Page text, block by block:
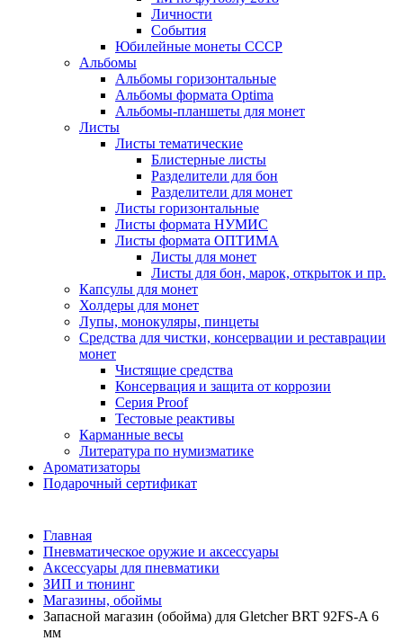
Личности
События
Юбилейные монеты СССР
Альбомы
Альбомы горизонтальные
Альбомы формата Optima
Альбомы-планшеты для монет
Листы
Листы тематические
Блистерные листы
Разделители для бон
Разделители для монет
Листы горизонтальные
Листы формата НУМИС
Листы формата ОПТИМА
Листы для монет
Листы для бон, марок, открыток и пр.
Капсулы для монет
Холдеры для монет
Лупы, монокуляры, пинцеты
Средства для чистки, консервации и реставрации
монет
Чистящие средства
Консервация и защита от коррозии
Серия Proof
Тестовые реактивы
Карманные весы
Литература по нумизматике
Ароматизаторы
Подарочный сертификат
Главная
Пневматическое оружие и аксессуары
Аксессуары для пневматики
ЗИП и тюнинг
Магазины, обоймы
Запасной магазин (обойма) для Gletcher BRT 92FS-A 6
мм